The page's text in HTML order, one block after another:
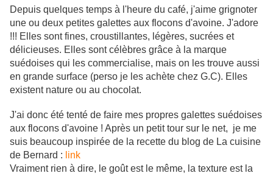
Depuis quelques temps à l'heure du café, j'aime grignoter
une ou deux petites galettes aux flocons d'avoine. J'adore
!!! Elles sont fines, croustillantes, légères, sucrées et
délicieuses. Elles sont célèbres grâce à la marque
suédoises qui les commercialise, mais on les trouve aussi
en grande surface (perso je les achète chez G.C). Elles
existent nature ou au chocolat.
J'ai donc été tenté de faire mes propres galettes suédoises
aux flocons d'avoine ! Après un petit tour sur le net, je me
suis beaucoup inspirée de la recette du blog de La cuisine
de Bernard : link
Vraiment rien à dire, le goût est le même, la texture est la